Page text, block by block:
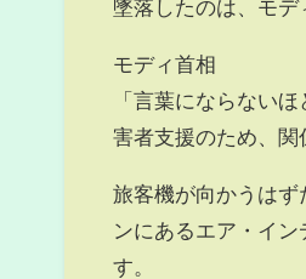
墜落したのは、モデ
モディ首相
「言葉にならない
害者支援のため、関
旅客機が向かうはず
ンにあるエア・イ
す。